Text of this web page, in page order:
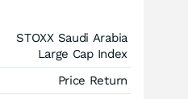
STOXX Saudi Arabia
Large Cap Index
Price Return